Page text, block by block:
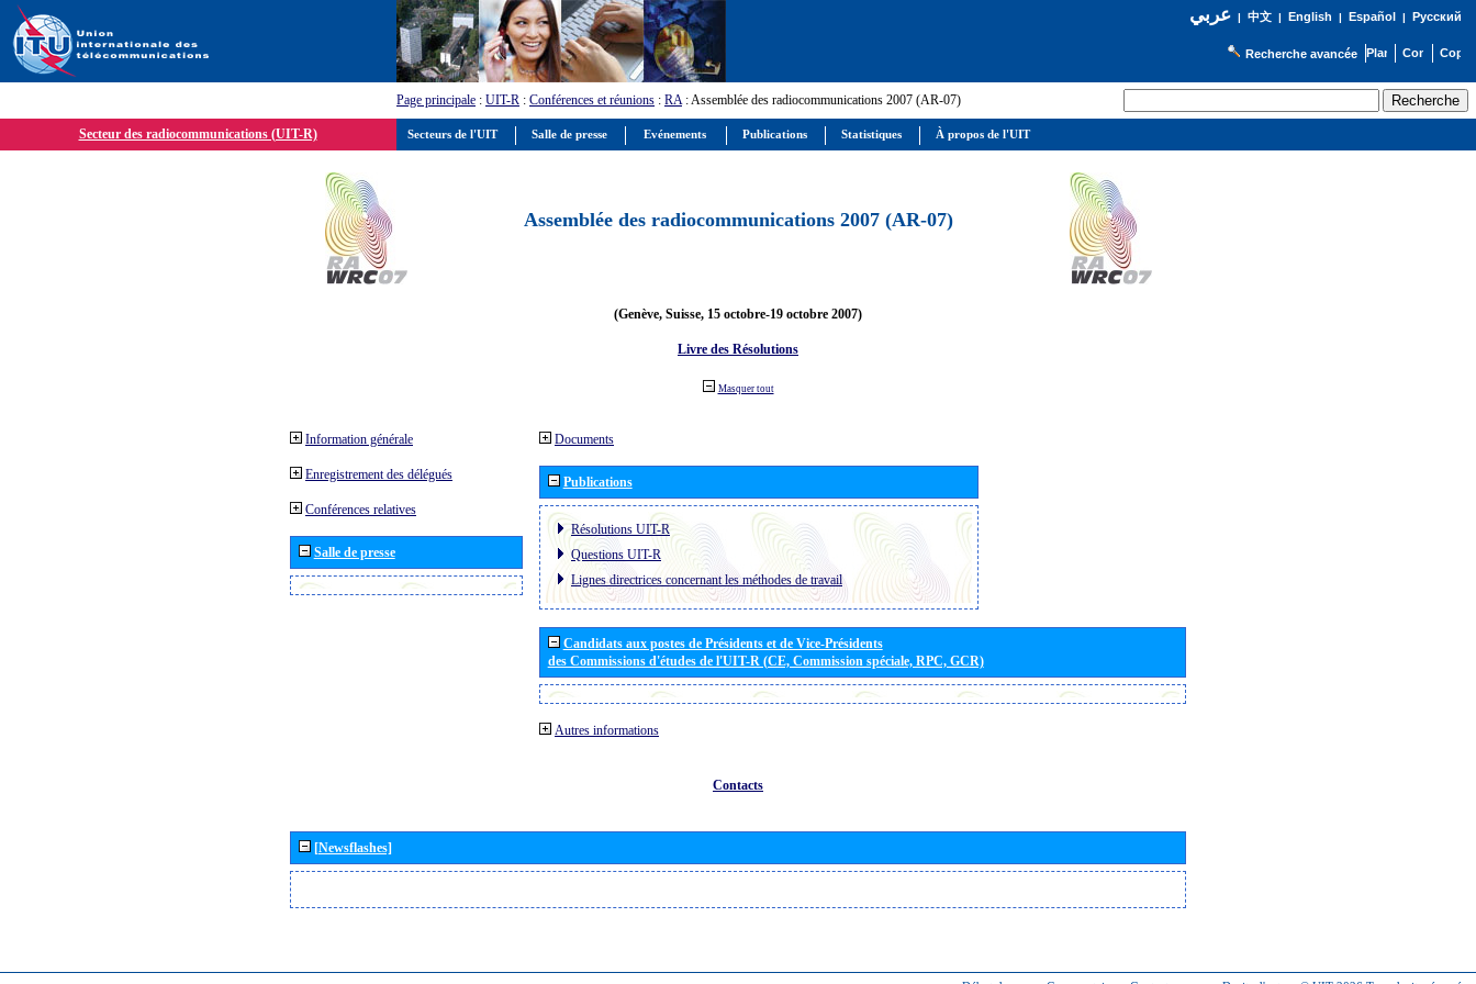
عربي| 中文| English | Español | Русский
Recherche avancée
Page principale : UIT-R : Conférences et réunions : RA: Assemblée des radiocommunications 2007 (AR-07)
Secteur des radiocommunications (UIT-R)
Assemblée des radiocommunications 2007 (AR-07)
(Genève, Suisse, 15 octobre-19 octobre 2007)
Livre des Résolutions
Masquer tout
Information générale
Enregistrement des délégués
Conférences relatives
Salle de presse
Documents
Publications
Résolutions UIT-R
Questions UIT-R
Lignes directrices concernant les méthodes de travail
Candidats aux postes de Présidents et de Vice-Présidents
des Commissions d'études de l'UIT-R (CE, Commission spéciale, RPC, GCR)
Autres informations
Contacts
[Newsflashes]
Secteurs de l'UIT Salle de presse Evénements Publications Statistiques À propos de l'UIT